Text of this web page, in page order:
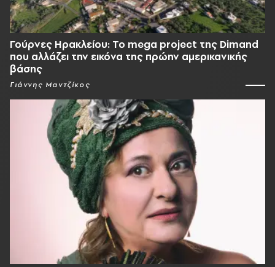
Γούρνες Ηρακλείου: To mega project της Dimand
που αλλάζει την εικόνα της πρώην αμερικανικής
βάσης
Γιάννης Μαντζίκος